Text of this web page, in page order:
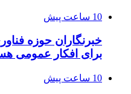
10 ساعت پیش
خبرنگاران حوزه
برای افکار عمومی
10 ساعت پیش